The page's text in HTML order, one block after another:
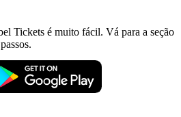
Tickets é muito fácil. Vá para a seção